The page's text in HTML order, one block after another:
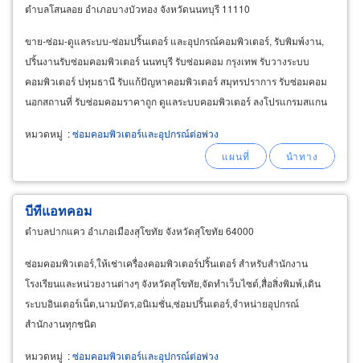
ตำบลโสนลอย อำเภอบางบัวทอง จังหวัดนนทบุรี 11110
ขาย-ซ่อม-ดูแลระบบ-ซ่อมปริ้นเตอร์ และอุปกรณ์คอมพิวเตอร์, รับพิมพ์งาน,
ปริ้นงานรับซ่อมคอมพิวเตอร์ นนทบุรี รับซ่อมคอม กรุงเทพ รับวางระบบ
คอมพิวเตอร์ ปทุมธานี รับแก้ปัญหาคอมพิวเตอร์ สมุทรปราการ รับซ่อมคอม
นอกสถานที่ รับซ่อมคอมราคาถูก ดูแลระบบคอมพิวเตอร์ ลงโปรแกรมสแกน
หมวดหมู่ :ซ่อมคอมพิวเตอร์และอุปกรณ์ต่อพ่วง
บีทีแอทคอม
ตำบลปากแคว อำเภอเมืองสุโขทัย จังหวัดสุโขทัย 64000
ซ่อมคอมพิวเตอร์,ให้เช่าเครื่องคอมพิวเตอร์ปริ้นเตอร์ สำหรับสำนักงาน
โรงเรียนและหน่วยงานต่างๆ จังหวัดสุโขทัย,จัดทำเว็บไซต์,สื่อสิ่งพิมพ์,เดิน
ระบบอินเตอร์เน็ต,นามบัตร,อนิเมชั่น,ซ่อมปริ้นเตอร์,จำหน่ายอุปกรณ์
สำนักงานทุกชนิด
หมวดหมู่ :ซ่อมคอมพิวเตอร์และอุปกรณ์ต่อพ่วง